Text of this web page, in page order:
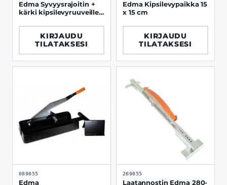
Edma Syvyysrajoitin +
kärki kipsilevyruuveille
KIRJAUDU
TILATAKSESI
Edma Kipsilevypaikka 15
x 15 cm
KIRJAUDU
TILATAKSESI
089055
Edma
269055
Laatannostin Edma 280-